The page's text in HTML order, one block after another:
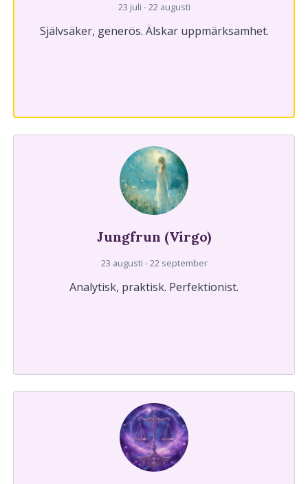
23 juli - 22 augusti
Självsäker, generös. Älskar uppmärksamhet.
Jungfrun (Virgo)
23 augusti - 22 september
Analytisk, praktisk. Perfektionist.